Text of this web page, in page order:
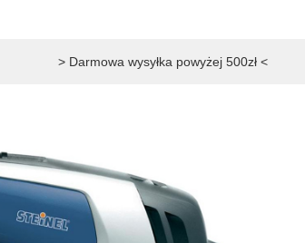
> Darmowa wysyłka powyżej 500zł <